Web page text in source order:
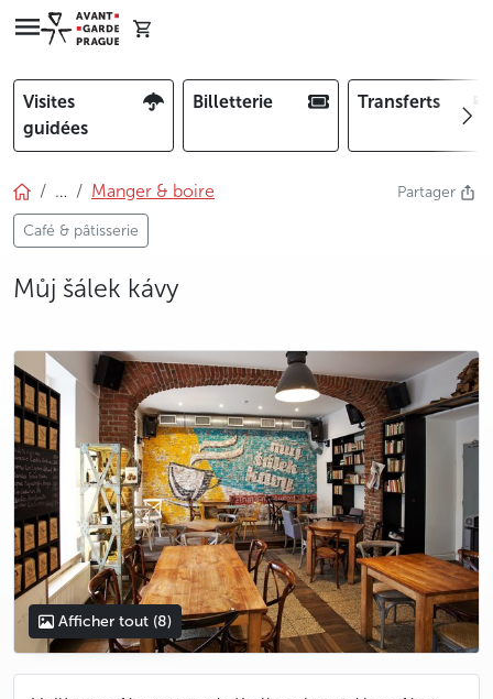
Visites
guidées
Billetterie Transferts
… Manger & boire
Café & pâtisserie
Partager
Můj šálek kávy
photo 5
photo 6
photo 7
photo 8
Afficher tout (8)